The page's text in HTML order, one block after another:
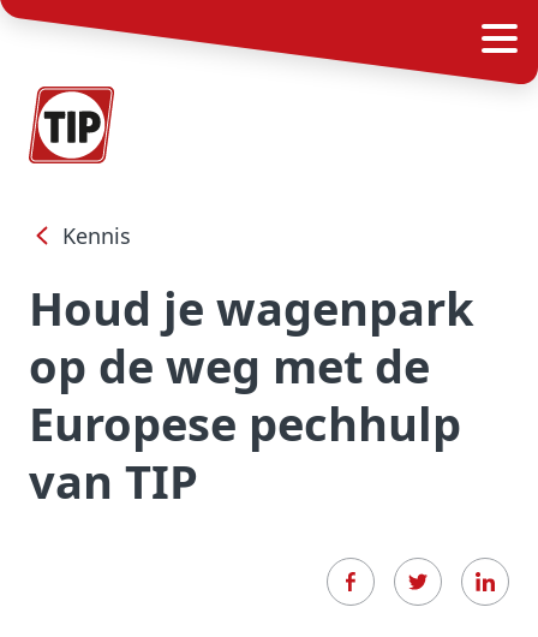
Kennis
Houd je wagenpark
op de weg met de
Europese pechhulp
van TIP